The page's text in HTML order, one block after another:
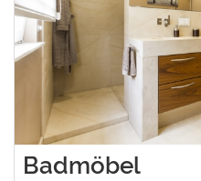
Badmöbel